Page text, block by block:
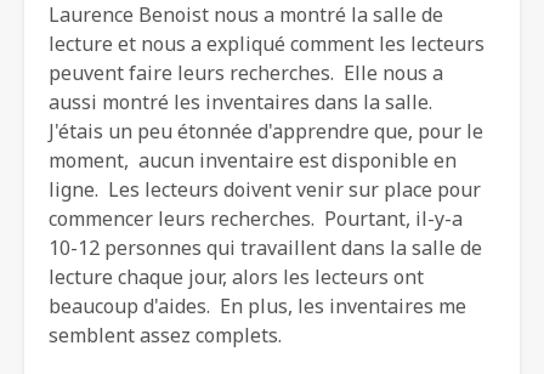
Laurence Benoist nous a montré la salle de
lecture et nous a expliqué comment les lecteurs
peuvent faire leurs recherches. Elle nous a
aussi montré les inventaires dans la salle.
J'étais un peu étonnée d'apprendre que, pour le
moment, aucun inventaire est disponible en
ligne. Les lecteurs doivent venir sur place pour
commencer leurs recherches. Pourtant, il-y-a
10-12 personnes qui travaillent dans la salle de
lecture chaque jour, alors les lecteurs ont
beaucoup d'aides. En plus, les inventaires me
semblent assez complets.